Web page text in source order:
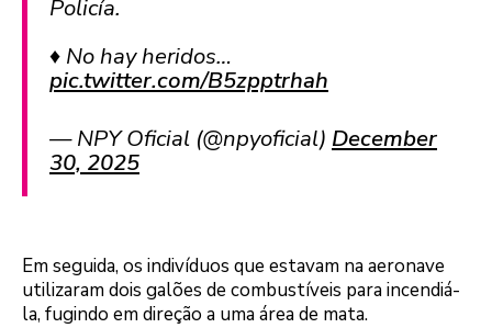
Policía.
♦️ No hay heridos…
pic.twitter.com/B5zpptrhah
— NPY Oficial (@npyoficial) December
30, 2025
Em seguida, os indivíduos que estavam na aeronave
utilizaram dois galões de combustíveis para incendiá-
la, fugindo em direção a uma área de mata.